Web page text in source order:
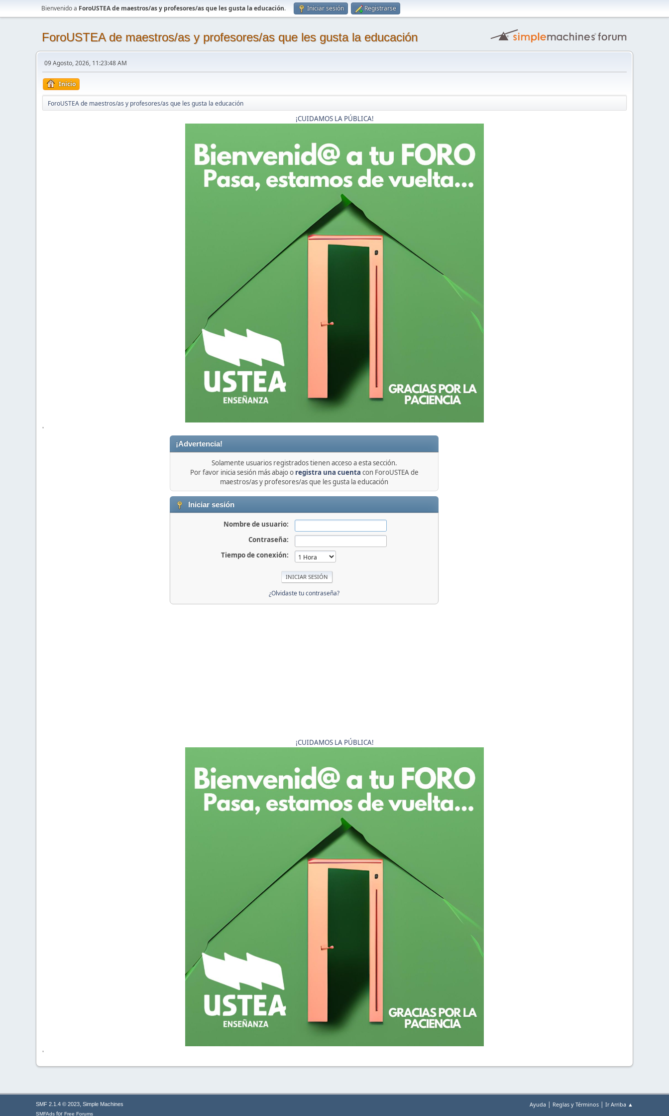
Bienvenido a ForoUSTEA de maestros/as y profesores/as que les gusta la educación. Iniciar sesión Registrarse
ForoUSTEA de maestros/as y profesores/as que les gusta la educación
09 Agosto, 2026, 11:23:48 AM
Inicio
ForoUSTEA de maestros/as y profesores/as que les gusta la educación
¡CUIDAMOS LA PÚBLICA!
'
¡Advertencia!
Solamente usuarios registrados tienen acceso a esta sección.
Por favor inicia sesión más abajo o registra una cuenta con ForoUSTEA de
maestros/as y profesores/as que les gusta la educación
Iniciar sesión
Nombre de usuario:
Contraseña:
Tiempo de conexión:
¿Olvidaste tu contraseña?
¡CUIDAMOS LA PÚBLICA!
'
Ayuda | Reglas y Términos | Ir Arriba ▲
SMF 2.1.4 © 2023, Simple Machines
SMFAds for Free Forums